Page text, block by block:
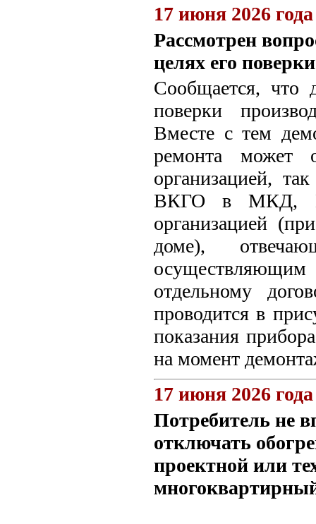
17 июня 2026 года
Рассмотрен
целях его
Сообщается, что
поверки
Вместе с тем
ремонта может
организацией,
ВКГО в МКД,
организацией
доме),
отдельному
проводится в
показания
на момент
17 июня 2026 года
Потребитель не
отключать
проектной или